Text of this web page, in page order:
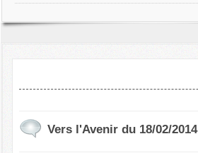
Vers l'Avenir du 18/02/2014